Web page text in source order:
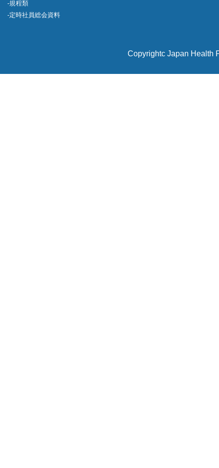
規程類
定時社員総会資料
Copyrightc Japan Health